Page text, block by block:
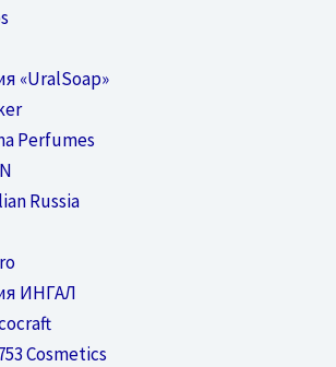
«UralSoap»
Perfumes
Russia
ИНГАЛ
Cosmetics